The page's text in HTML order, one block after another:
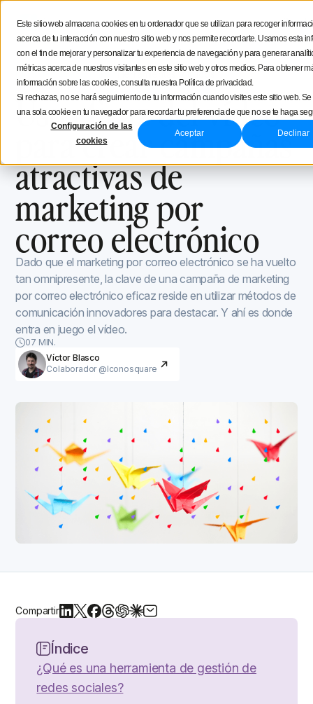
Este sitio web almacena cookies en tu ordenador que se utilizan para recoger
acerca de tu interacción con nuestro sitio web y nos permite recordarte. Usamos esta
con el fin de mejorar y personalizar tu experiencia de navegación y para generar
métricas acerca de nuestros visitantes en este sitio web y otros medios. Para obtener
información sobre las cookies, consulta nuestra Política de privacidad.
Si rechazas, no se hará seguimiento de tu información cuando visites este sitio web.
una sola cookie en tu navegador para recordar tu preferencia de que no se te haga
Configuración de las
cookies
Aceptar Declinar
Menú
Estratégia social media
Consejos de creación
Iconosquare
Blog de Iconosquare Herramientas y trucos
Herramientas y trucos December 5, 2022
Uso eficaz del vídeo
para crear campañas
atractivas de
marketing por
correo electrónico
Dado que el marketing por correo electrónico se ha vuelto
tan omnipresente, la clave de una campaña de marketing
por correo electrónico eficaz reside en utilizar métodos de
comunicación innovadores para destacar. Y ahí es donde
entra en juego el vídeo.
07 MIN.
Víctor Blasco
Colaborador @Iconosquare
Compartir
Índice
¿Qué es una herramienta de gestión de
redes sociales?